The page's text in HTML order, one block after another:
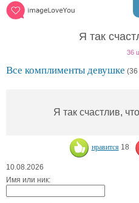
Я так
36
Все комплименты девушке
Я так счастлив,
нравится 18
10.08.2026
Имя или ник: